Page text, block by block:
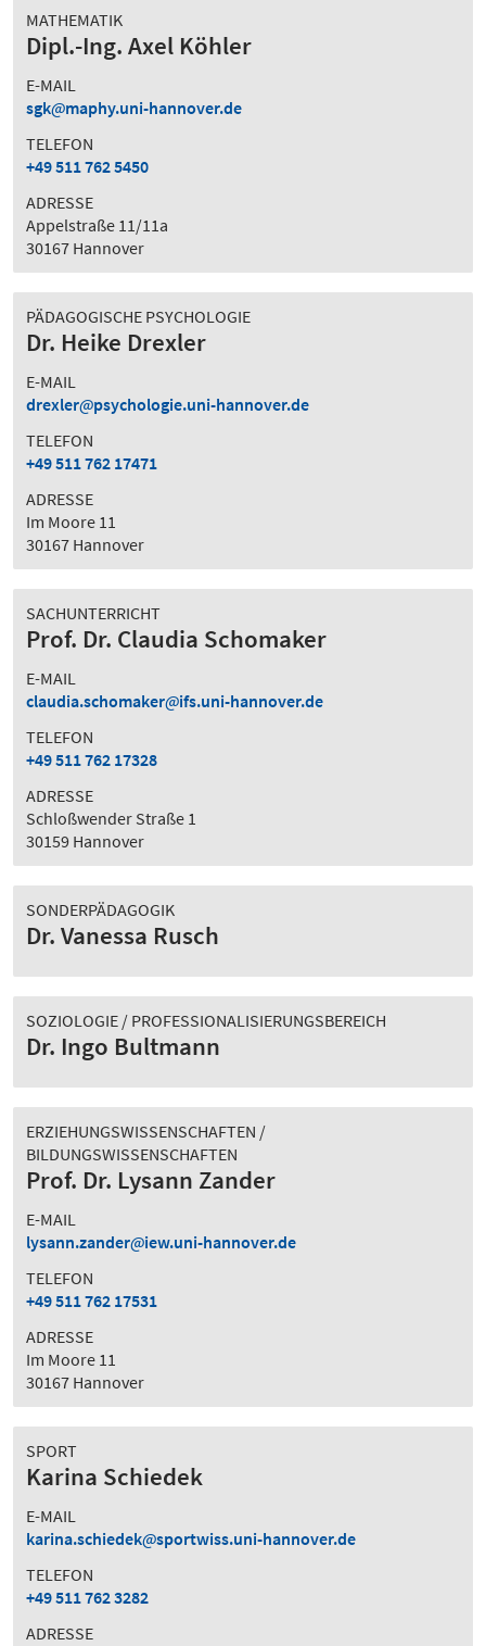
MATHEMATIK
Dipl.-Ing. Axel Köhler
E-MAIL
sgk
maphy.uni-hannover.de
TELEFON
+49 511 762 5450
ADRESSE
Appelstraße 11/11a
30167 Hannover
PÄDAGOGISCHE PSYCHOLOGIE
Dr. Heike Drexler
E-MAIL
drexler
psychologie.uni-hannover.de
TELEFON
+49 511 762 17471
ADRESSE
Im Moore 11
30167 Hannover
SACHUNTERRICHT
Prof. Dr. Claudia Schomaker
E-MAIL
claudia.schomaker
ifs.uni-hannover.de
TELEFON
+49 511 762 17328
ADRESSE
Schloßwender Straße 1
30159 Hannover
SONDERPÄDAGOGIK
Dr. Vanessa Rusch
SOZIOLOGIE / PROFESSIONALISIERUNGSBEREICH
Dr. Ingo Bultmann
ERZIEHUNGSWISSENSCHAFTEN /
BILDUNGSWISSENSCHAFTEN
Prof. Dr. Lysann Zander
E-MAIL
lysann.zander
iew.uni-hannover.de
TELEFON
+49 511 762 17531
ADRESSE
Im Moore 11
30167 Hannover
SPORT
Karina Schiedek
E-MAIL
karina.schiedek
sportwiss.uni-hannover.de
TELEFON
+49 511 762 3282
ADRESSE